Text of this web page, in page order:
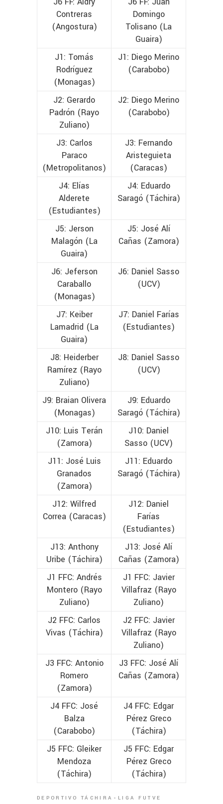
Contreras
(Angostura)
Domingo
Tolisano (La
Guaira)
J1: Tomás
Rodríguez
(Monagas)
J1: Diego Merino
(Carabobo)
J2: Gerardo
Padrón (Rayo
Zuliano)
J2: Diego Merino
(Carabobo)
J3: Carlos
Paraco
(Metropolitanos)
J3: Fernando
Aristeguieta
(Caracas)
J4: Elías
Alderete
(Estudiantes)
J4: Eduardo
Saragó (Táchira)
J5: Jerson
Malagón (La
Guaira)
J5: José Alí
Cañas (Zamora)
J6: Jeferson
Caraballo
(Monagas)
J6: Daniel Sasso
(UCV)
J7: Keiber
Lamadrid (La
Guaira)
J7: Daniel Farías
(Estudiantes)
J8: Heiderber
Ramírez (Rayo
Zuliano)
J8: Daniel Sasso
(UCV)
J9: Braian Olivera
(Monagas)
J9: Eduardo
Saragó (Táchira)
J10: Luis Terán
(Zamora)
J10: Daniel
Sasso (UCV)
J11: José Luis
Granados
(Zamora)
J11: Eduardo
Saragó (Táchira)
J12: Wilfred
Correa (Caracas)
J12: Daniel
Farías
(Estudiantes)
J13: Anthony
Uribe (Táchira)
J13: José Alí
Cañas (Zamora)
J1 FFC: Andrés
Montero (Rayo
Zuliano)
J1 FFC: Javier
Villafraz (Rayo
Zuliano)
J2 FFC: Carlos
Vivas (Táchira)
J2 FFC: Javier
Villafraz (Rayo
Zuliano)
J3 FFC: Antonio
Romero
(Zamora)
J3 FFC: José Alí
Cañas (Zamora)
J4 FFC: José
Balza
(Carabobo)
J4 FFC: Edgar
Pérez Greco
(Táchira)
J5 FFC: Gleiker
Mendoza
(Táchira)
J5 FFC: Edgar
Pérez Greco
(Táchira)
DEPORTIVO TÁCHIRA LIGA FUTVE